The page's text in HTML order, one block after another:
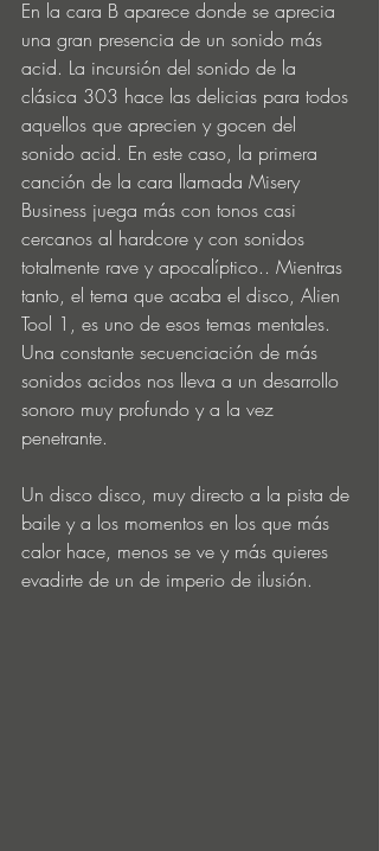
En la cara B aparece donde se aprecia
una gran presencia de un sonido más
acid. La incursión del sonido de la
clásica 303 hace las delicias para todos
aquellos que aprecien y gocen del
sonido acid. En este caso, la primera
canción de la cara llamada Misery
Business juega más con tonos casi
cercanos al hardcore y con sonidos
totalmente rave y apocalíptico.. Mientras
tanto, el tema que acaba el disco, Alien
Tool 1, es uno de esos temas mentales.
Una constante secuenciación de más
sonidos acidos nos lleva a un desarrollo
sonoro muy profundo y a la vez
penetrante.
Un disco disco, muy directo a la pista de
baile y a los momentos en los que más
calor hace, menos se ve y más quieres
evadirte de un de imperio de ilusión.